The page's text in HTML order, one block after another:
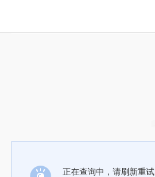
正在查询中，请刷新重试